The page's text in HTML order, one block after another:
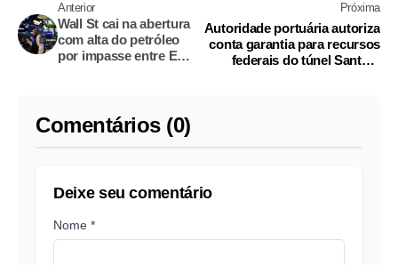
Anterior
Wall St cai na abertura
com alta do petróleo
por impasse entre EUA
Próxima
Autoridade portuária autoriza
conta garantia para recursos
federais do túnel Santos-
Comentários (0)
Deixe seu comentário
Nome *